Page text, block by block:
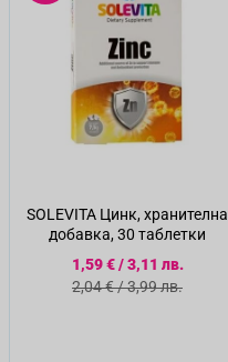
SOLEVITA Цинк, хранителна
добавка, 30 таблетки
Специална цена
1,59 €/3,11 лв.
Стандартна цена
2,04 €/3,99 лв.